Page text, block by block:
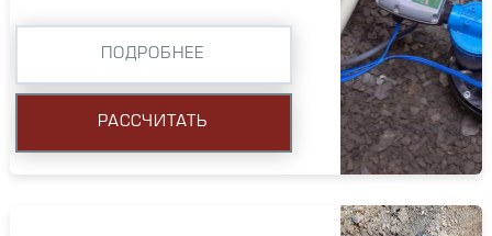
ПОДРОБНЕЕ
РАССЧИТАТЬ